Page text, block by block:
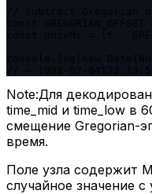
// Subtract Gregorian
Note:Для
time_mid и time_low в
смещение Gregorian-
время.
Поле узла содержит
случайное значение